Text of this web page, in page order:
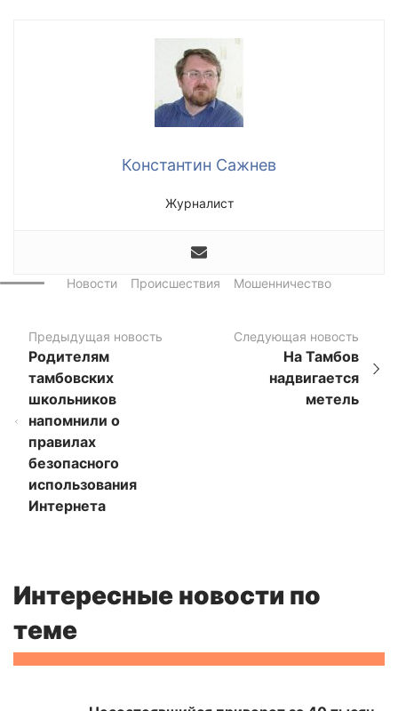
Константин Сажнев
Журналист
Новости Происшествия Мошенничество
Предыдущая новость
Родителям
тамбовских
школьников
напомнили о
правилах
безопасного
использования
Интернета
Следующая новость
На Тамбов
надвигается
метель
Интересные новости по
теме